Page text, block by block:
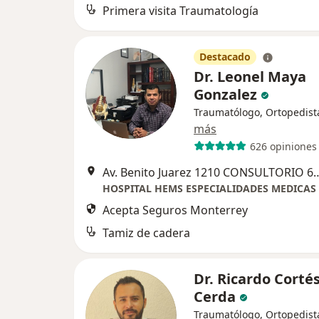
Primera visita Traumatología
Destacado
Dr. Leonel Maya
Gonzalez
Traumatólogo,
más
626 opiniones
Av. Benito Juarez
Acepta Seguros Monterrey
Tamiz de cadera
Dr. Ricardo
Cerda
Traumatólogo,